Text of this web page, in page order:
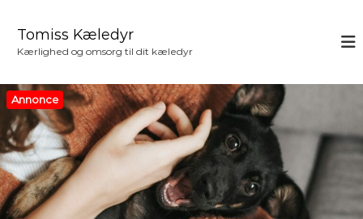
i
n
d
h
Tomiss Kæledyr
Kærlighed og omsorg til dit kæledyr
Annonce